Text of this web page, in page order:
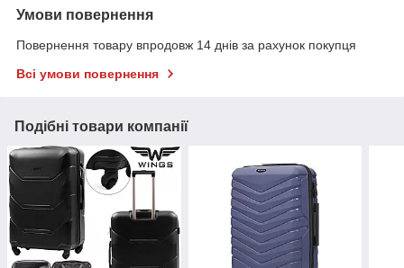
Умови повернення
Повернення товару впродовж 14 днів за рахунок покупця
Всі умови повернення
Подібні товари компанії